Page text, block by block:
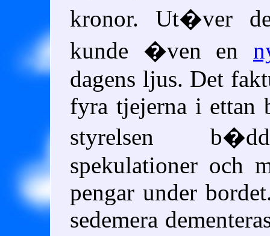
kronor. Ut�ver
kunde �ven en
dagens ljus. Det
fyra tjejerna i ettan
styrelsen
spekulationer och
pengar under
sedemera